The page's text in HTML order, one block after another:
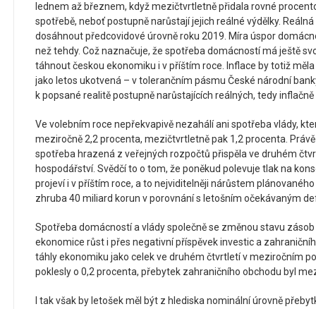
lednem až březnem, když mezičtvrtletně přidala rovné
spotřebě, neboť postupně narůstají jejich reálné výdělky.
dosáhnout předcovidové úrovně roku 2019. Míra úspor
než tehdy. Což naznačuje, že spotřeba domácností má ještě
táhnout českou ekonomiku i v příštím roce. Inflace by totiž
jako letos ukotvená – v tolerančním pásmu České národní
k popsané realitě postupně narůstajících reálných, tedy
Ve volebním roce nepřekvapivě nezahálí ani spotřeba vlády,
meziročně 2,2 procenta, mezičtvrtletně pak 1,2 procenta.
spotřeba hrazená z veřejných rozpočtů přispěla ve druhém
hospodářství. Svědčí to o tom, že poněkud polevuje tlak na
projeví i v příštím roce, a to nejviditelněji nárůstem
zhruba 40 miliard korun v porovnání s letošním očekávaným
Spotřeba domácností a vlády společně se změnou stavu
ekonomice růst i přes negativní příspěvek investic a
táhly ekonomiku jako celek ve druhém čtvrtletí v meziročním
poklesly o 0,2 procenta, přebytek zahraničního obchodu byl
I tak však by letošek měl být z hlediska nominální úrovně